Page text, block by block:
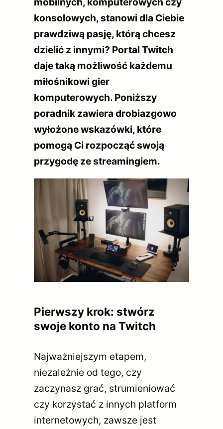
konsolowych, stanowi dla Ciebie
prawdziwą pasję, którą chcesz
dzielić z innymi? Portal Twitch
daje taką możliwość każdemu
miłośnikowi gier
komputerowych. Poniższy
poradnik zawiera drobiazgowo
wyłożone wskazówki, które
pomogą Ci rozpocząć swoją
przygodę ze streamingiem.
Pierwszy krok: stwórz
swoje konto na Twitch
Najważniejszym etapem,
niezależnie od tego, czy
zaczynasz grać, strumieniować
czy korzystać z innych platform
internetowych, zawsze jest